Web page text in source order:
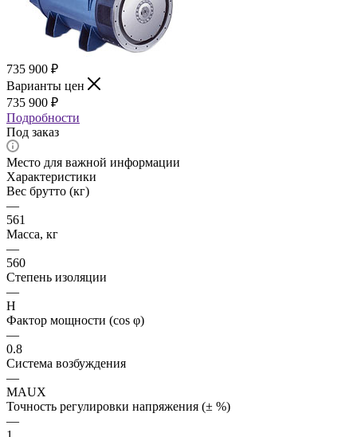
735 900 ₽
Варианты цен
735 900 ₽
Подробности
Под заказ
Место для важной информации
Характеристики
Вес брутто (кг)
—
561
Масса, кг
—
560
Степень изоляции
—
H
Фактор мощности (cos φ)
—
0.8
Система возбуждения
—
MAUX
Точность регулировки напряжения (± %)
—